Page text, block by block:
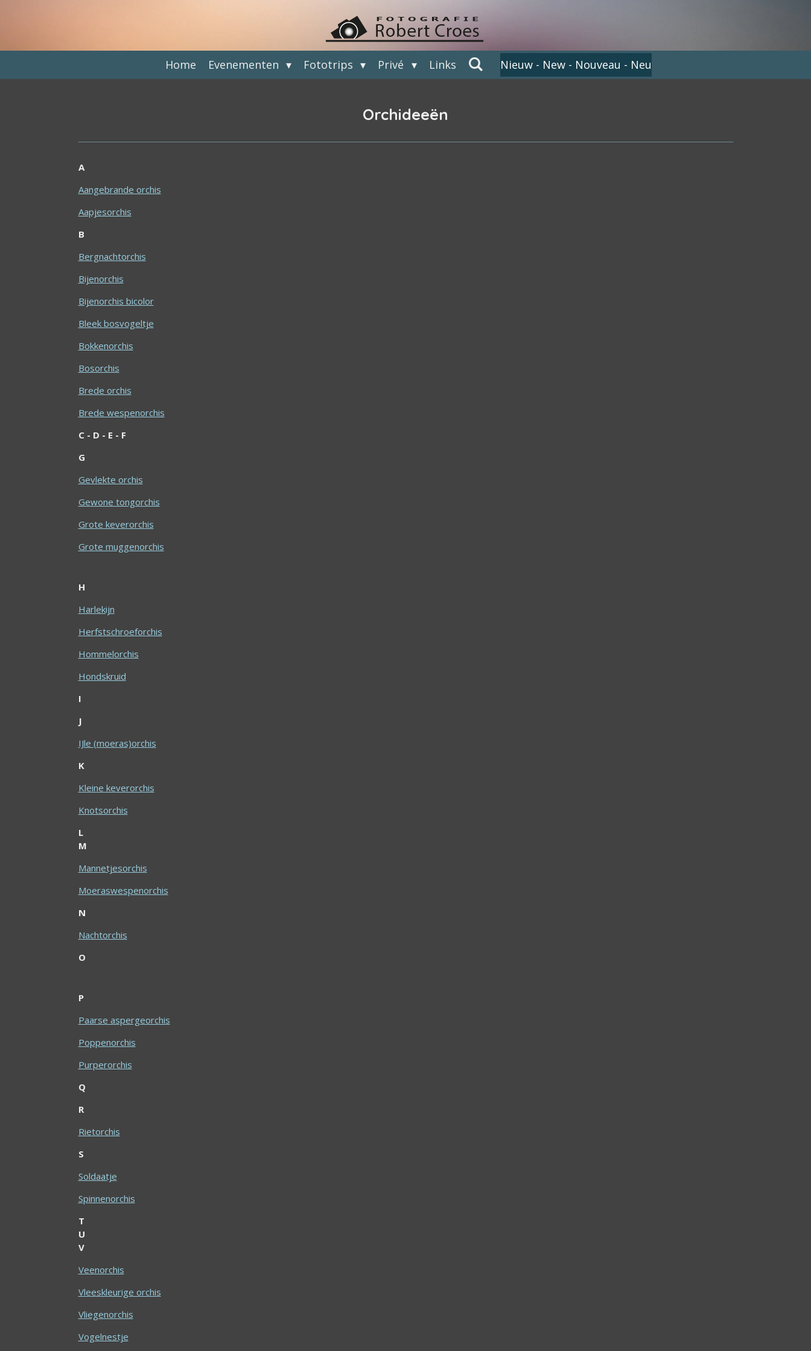
de
Home Evenementen Fototrips Privé Links Nieuw - New - Nouveau - Neu
Orchideeën
A
Aangebrande orchis
Aapjesorchis
B
Bergnachtorchis
Bijenorchis
Bijenorchis bicolor
Bleek bosvogeltje
Bokkenorchis
Bosorchis
Brede orchis
Brede wespenorchis
C - D - E - F
G
Gevlekte orchis
Gewone tongorchis
Grote keverorchis
Grote muggenorchis
H
Harlekijn
Herfstschroeforchis
Hommelorchis
Hondskruid
I
J
IJle (moeras)orchis
K
Kleine keverorchis
Knotsorchis
L
M
Mannetjesorchis
Moeraswespenorchis
N
Nachtorchis
O
P
Paarse aspergeorchis
Poppenorchis
Purperorchis
Q
R
Rietorchis
S
Soldaatje
Spinnenorchis
T
U
V
Veenorchis
Vleeskleurige orchis
Vliegenorchis
Vogelnestje